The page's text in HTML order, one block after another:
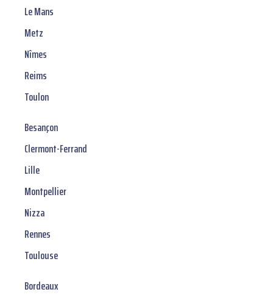
Le Mans
Metz
Nîmes
Reims
Toulon
Besançon
Clermont-Ferrand
Lille
Montpellier
Nizza
Rennes
Toulouse
Bordeaux